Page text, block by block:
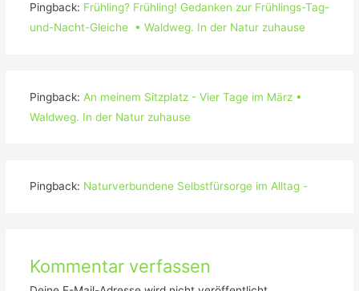
Pingback: Frühling? Frühling! Gedanken zur Frühlings-Tag-
und-Nacht-Gleiche • Waldweg. In der Natur zuhause
Pingback: An meinem Sitzplatz - Vier Tage im März •
Waldweg. In der Natur zuhause
Pingback: Naturverbundene Selbstfürsorge im Alltag -
Kommentar verfassen